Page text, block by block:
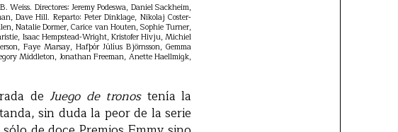
Directores: Jeremy Podeswa, Daniel Sackheim,
Dave Hill. Reparto: Peter Dinklage, Nikolaj Coster-
Natalie Dormer, Carice van Houten, Sophie Turner,
Isaac Hempstead-Wright, Kristofer Hivju, Michiel
Faye Marsay, Hafþór Júlíus Björnsson, Gemma
Middleton, Jonathan Freeman, Anette Haellmigk,
deJuego de tronostenía la
sin duda la peor de la serie